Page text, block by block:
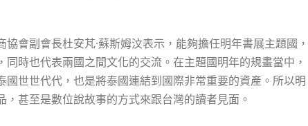
會副會長杜安芃·蘇斯姆汶表示，能夠擔任明年書展主題國，
時也代表兩國之間文化的交流。在主題國明年的規畫當中，
世世代代，也是將泰國連結到國際非常重要的資產。所以明
甚至是數位說故事的方式來跟台灣的讀者見面。